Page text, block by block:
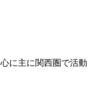
に主に関西圏で活動